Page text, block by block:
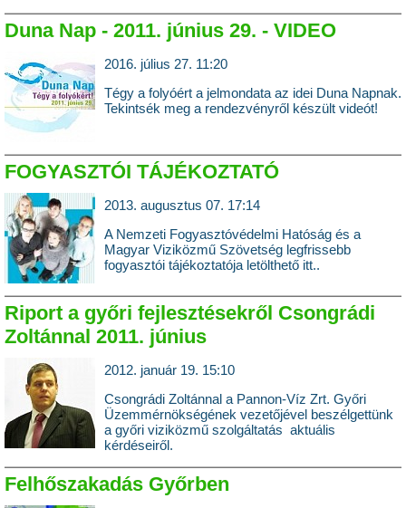
Duna Nap - 2011. június 29. - VIDEO
2016. július 27. 11:20
Tégy a folyóért a jelmondata az idei Duna Napnak.
Tekintsék meg a rendezvényről készült videót!
FOGYASZTÓI TÁJÉKOZTATÓ
2013. augusztus 07. 17:14
A Nemzeti Fogyasztóvédelmi Hatóság és a
Magyar Viziközmű Szövetség legfrissebb
fogyasztói tájékoztatója letölthető itt..
Riport a győri fejlesztésekről Csongrádi
Zoltánnal 2011. június
2012. január 19. 15:10
Csongrádi Zoltánnal a Pannon-Víz Zrt. Győri
Üzemmérnökségének vezetőjével beszélgettünk
a győri viziközmű szolgáltatás aktuális
kérdéseiről.
Felhőszakadás Győrben